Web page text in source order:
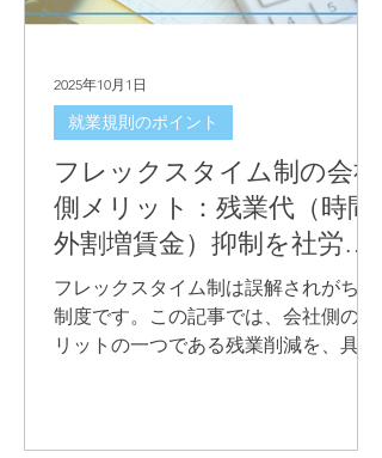
フレックスタイム制の会社
側メリット：残業代（時間
外割増賃金）抑制を社労士
が事例で解説
フレックスタイム制は誤解されがちな
制度です。この記事では、会社側のメ
リットの一つである残業削減を、具体
就業規則のポイント
2025年10月1日